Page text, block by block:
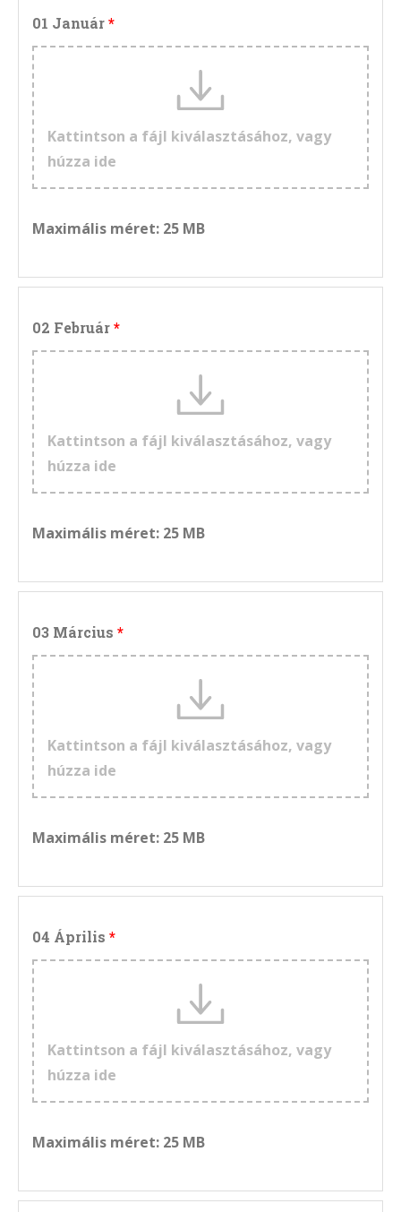
01 Január
Kattintson a fájl kiválasztásához, vagy
húzza ide
Maximális méret: 25 MB
02 Február
Kattintson a fájl kiválasztásához, vagy
húzza ide
Maximális méret: 25 MB
03 Március
Kattintson a fájl kiválasztásához, vagy
húzza ide
Maximális méret: 25 MB
04 Április
Kattintson a fájl kiválasztásához, vagy
húzza ide
Maximális méret: 25 MB